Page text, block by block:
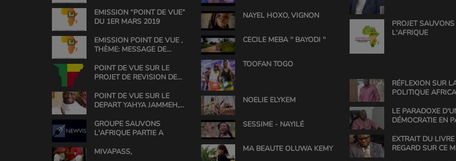
EMISSION “POINT DE VUE”
DU 1ER MARS 2019
EMISSION POINT DE VUE ,
THÈME: MESSAGE DE
SOGLO
POINT DE VUE SUR LE
PROJET DE REVISION DE
BENIN
POINT DE VUE SUR LE
DEPART YAHYA JAMMEH,
GROUPE SAUVONS
L'AFRIQUE PARTIE A
MIVAPASS,
NAYEL HOXO, VIGNON
CECILE MEBA '' BAYODI ''
TOOFAN TOGO
NOELIE ELYKEM
SESSIME - NAYILÉ
MA BEAUTE OLUWA KEMY
PROJET SAUVONS
L'AFRIQUE
RÉFLEXION SUR
POLITIQUE
CONRAD
LE PARADOXE
DÉMOCRATIE EN
EXTRAIT DU
REGARD SUR CE